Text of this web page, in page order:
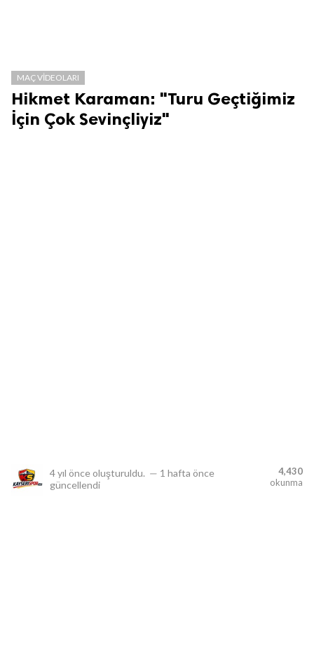
MAÇ VIDEOLARI
Hikmet Karaman: "Turu Geçtiğimiz
İçin Çok Sevinçliyiz"
4 yıl önce oluşturuldu. — 1 hafta önce
güncellendi
4,430
okunma